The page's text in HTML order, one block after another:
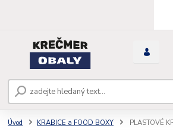
Úvod KRABICE a FOOD BOXY PLASTOVÉ